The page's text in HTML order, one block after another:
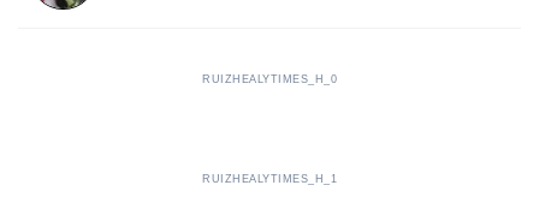
RUIZHEALYTIMES_H_0
RUIZHEALYTIMES_H_1